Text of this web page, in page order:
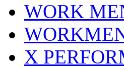
WORK
X